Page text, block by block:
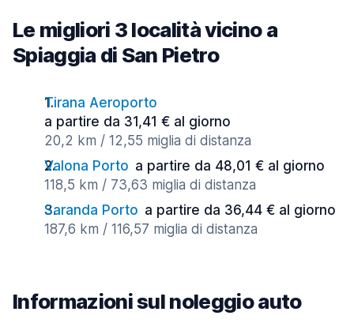
Le migliori 3 località vicino a
Spiaggia di San Pietro
Tirana Aeroporto
a partire da 31,41 € al giorno
20,2 km / 12,55 miglia di distanza
Valona Porto a partire da 48,01 € al giorno
118,5 km / 73,63 miglia di distanza
Saranda Porto a partire da 36,44 € al giorno
187,6 km / 116,57 miglia di distanza
Informazioni sul noleggio auto